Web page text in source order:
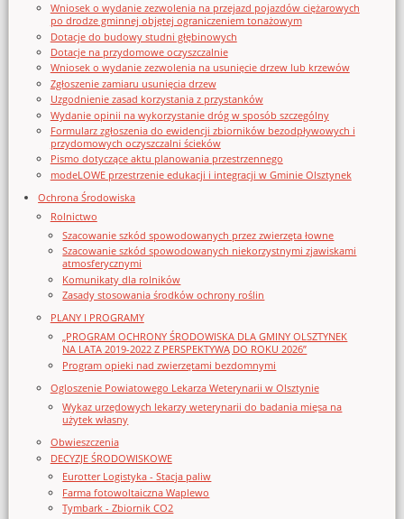
Wniosek o wydanie zezwolenia na przejazd pojazdów ciężarowych
po drodze gminnej objętej ograniczeniem tonażowym
Dotacje do budowy studni głębinowych
Dotacje na przydomowe oczyszczalnie
Wniosek o wydanie zezwolenia na usunięcie drzew lub krzewów
Zgłoszenie zamiaru usunięcia drzew
Uzgodnienie zasad korzystania z przystanków
Wydanie opinii na wykorzystanie dróg w sposób szczególny
Formularz zgłoszenia do ewidencji zbiorników bezodpływowych i
przydomowych oczyszczalni ścieków
Pismo dotyczące aktu planowania przestrzennego
modeLOWE przestrzenie edukacji i integracji w Gminie Olsztynek
Ochrona Środowiska
Rolnictwo
Szacowanie szkód spowodowanych przez zwierzęta łowne
Szacowanie szkód spowodowanych niekorzystnymi zjawiskami
atmosferycznymi
Komunikaty dla rolników
Zasady stosowania środków ochrony roślin
PLANY I PROGRAMY
„PROGRAM OCHRONY ŚRODOWISKA DLA GMINY OLSZTYNEK
NA LATA 2019-2022 Z PERSPEKTYWĄ DO ROKU 2026”
Program opieki nad zwierzętami bezdomnymi
Ogloszenie Powiatowego Lekarza Weterynarii w Olsztynie
Wykaz urzędowych lekarzy weterynarii do badania mięsa na
użytek własny
Obwieszczenia
DECYZJE ŚRODOWISKOWE
Eurotter Logistyka - Stacja paliw
Farma fotowoltaiczna Waplewo
Tymbark - Zbiornik CO2